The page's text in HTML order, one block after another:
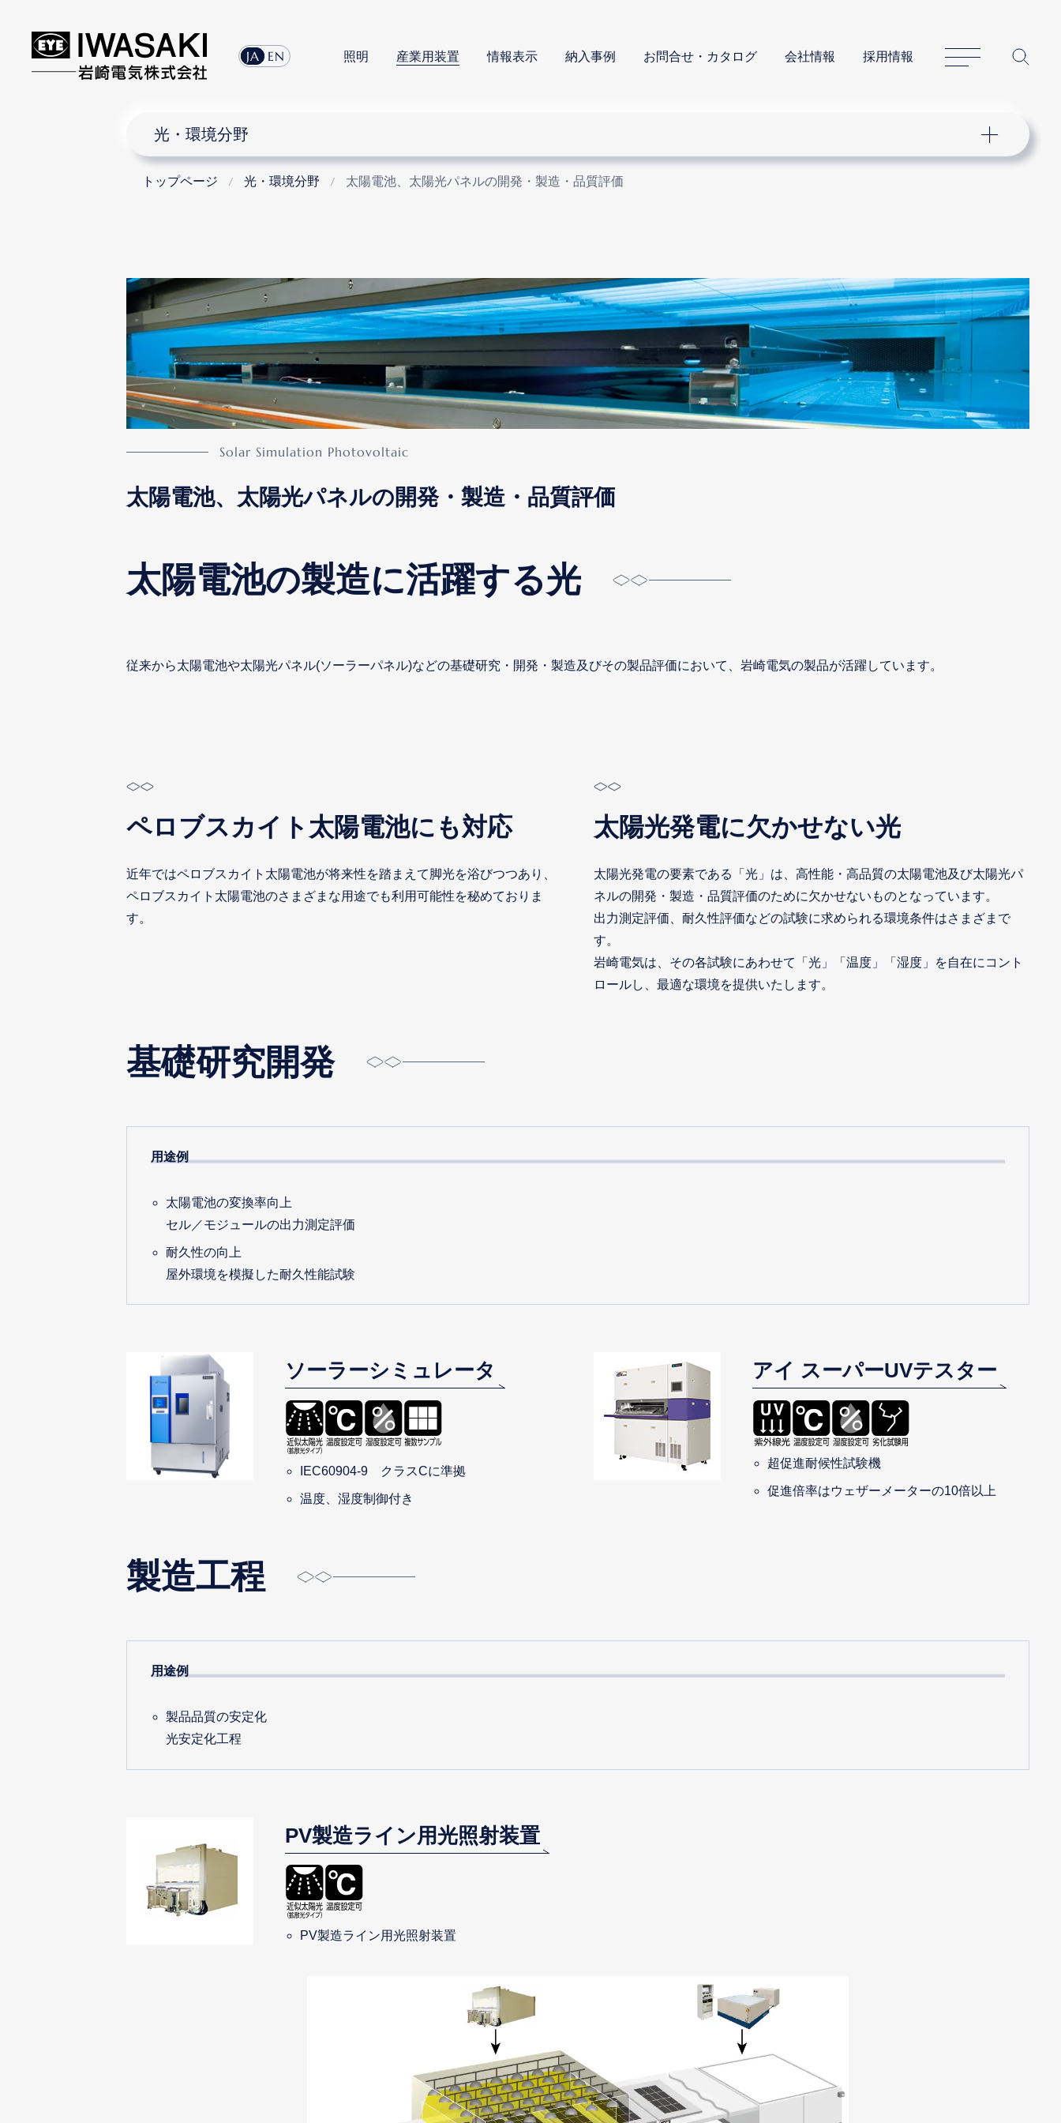
JA EN 照明 産業用装置 情報表示 納入事例 お問合せ・カタログ 会社情報 採用情報
サイトマップ
光・環境分野
トップページ 光・環境分野 太陽電池、太陽光パネルの開発・製造・品質評価
太陽電池、太陽光パネルの開発・製造・品質評価
太陽電池の製造に活躍する光
従来から太陽電池や太陽光パネル(ソーラーパネル)などの基礎研究・開発・製造及びその製品評価において、岩崎電気の製品が活躍しています。
ペロブスカイト太陽電池にも対応
近年ではペロブスカイト太陽電池が将来性を踏まえて脚光を浴びつつあり、
ペロブスカイト太陽電池のさまざまな用途でも利用可能性を秘めておりま
す。
太陽光発電に欠かせない光
太陽光発電の要素である「光」は、高性能・高品質の太陽電池及び太陽光パ
ネルの開発・製造・品質評価のために欠かせないものとなっています。
出力測定評価、耐久性評価などの試験に求められる環境条件はさまざまで
す。
岩崎電気は、その各試験にあわせて「光」「温度」「湿度」を自在にコント
ロールし、最適な環境を提供いたします。
基礎研究開発
用途例
太陽電池の変換率向上
セル／モジュールの出力測定評価
耐久性の向上
屋外環境を模擬した耐久性能試験
ソーラーシミュレータ
IEC60904-9 クラスCに準拠
温度、湿度制御付き
アイ スーパーUVテスター
超促進耐候性試験機
促進倍率はウェザーメーターの10倍以上
製造工程
用途例
製品品質の安定化
光安定化工程
PV製造ライン用光照射装置
PV製造ライン用光照射装置
menu